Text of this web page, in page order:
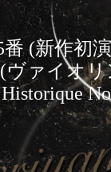
(新作初
ァイオリ